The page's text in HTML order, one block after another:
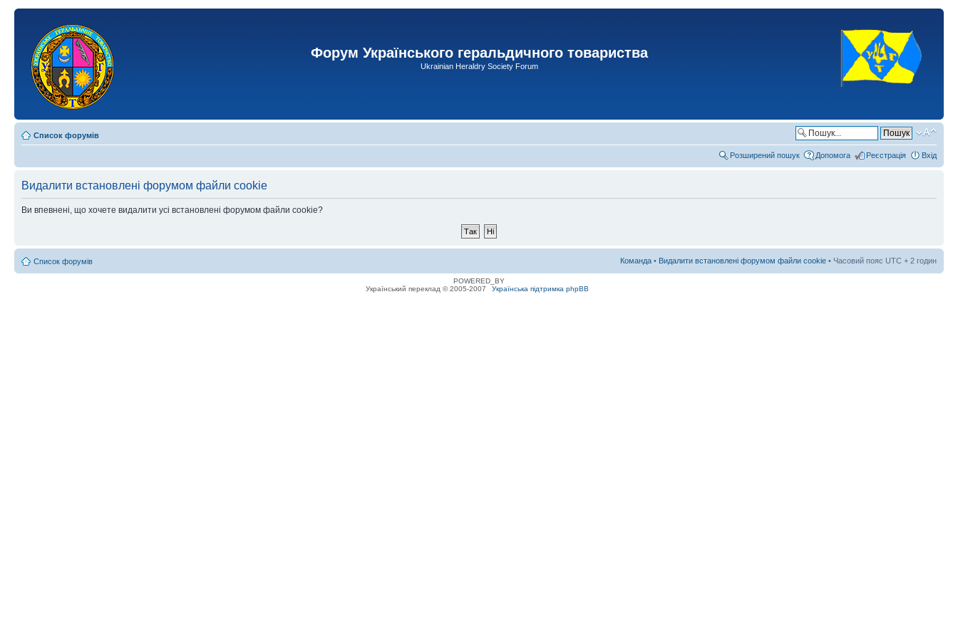
Форум Українського геральдичного товариства
Ukrainian Heraldry Society Forum
Список форумів
Розширений пошук Допомога Реєстрація Вхід
Видалити встановлені форумом файли cookie
Ви впевнені, що хочете видалити усі встановлені форумом файли cookie?
Список форумів Команда • Видалити встановлені форумом файли cookie • Часовий пояс UTC + 2 годин
POWERED_BY
Український переклад © 2005-2007
Українська підтримка phpBB